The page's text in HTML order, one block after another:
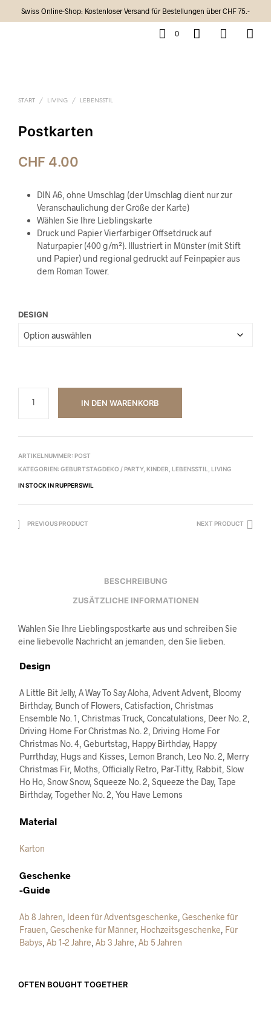
Swiss Online-Shop: Kostenloser Versand für Bestellungen über CHF 75.-
0
START / LIVING / LEBENSSTIL
Postkarten
CHF 4.00
DIN A6, ohne Umschlag (der Umschlag dient nur zur
Veranschaulichung der Größe der Karte)
Wählen Sie Ihre Lieblingskarte
Druck und Papier Vierfarbiger Offsetdruck auf
Naturpapier (400 g/m²). Illustriert in Münster (mit Stift
und Papier) und regional gedruckt auf Feinpapier aus
dem Roman Tower.
DESIGN
IN DEN WARENKORB
ARTIKELNUMMER: POST
KATEGORIEN: GEBURTSTAGDEKO / PARTY, KINDER LEBENSSTIL LIVING
IN STOCK IN RUPPERSWIL
PREVIOUS PRODUCT NEXT PRODUCT
BESCHREIBUNG
ZUSÄTZLICHE INFORMATIONEN
Wählen Sie Ihre Lieblingspostkarte aus und schreiben Sie
eine liebevolle Nachricht an jemanden, den Sie lieben.
Design
A Little Bit Jelly, A Way To Say Aloha, Advent Advent, Bloomy
Birthday, Bunch of Flowers, Catisfaction, Christmas
Ensemble No. 1, Christmas Truck, Concatulations, Deer No. 2,
Driving Home For Christmas No. 2, Driving Home For
Christmas No. 4, Geburtstag, Happy Birthday, Happy
Purrthday, Hugs and Kisses, Lemon Branch, Leo No. 2, Merry
Christmas Fir, Moths, Officially Retro, Par-Titty, Rabbit, Slow
Ho Ho, Snow Snow, Squeeze No. 2, Squeeze the Day, Tape
Birthday, Together No. 2, You Have Lemons
Material
Karton
Geschenke
-Guide
Ab 8 Jahren Ideen für Adventsgeschenke Geschenke für
Frauen Geschenke für Männer, Hochzeitsgeschenke Für
Babys Ab 1-2 Jahre Ab 3 Jahre Ab 5 Jahren
OFTEN BOUGHT TOGETHER